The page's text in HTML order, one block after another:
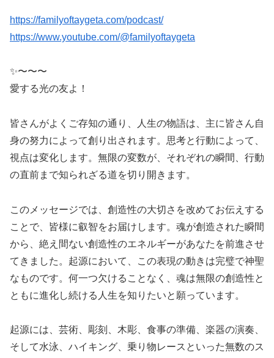
https://familyoftaygeta.com/podcast/
https://www.youtube.com/@familyoftaygeta
✨〜〜〜
愛する光の友よ！
皆さんがよくご存知の通り、人生の物語は、主に皆さん自
身の努力によって創り出されます。思考と行動によって、
視点は変化します。無限の変数が、それぞれの瞬間、行動
の直前まで知られざる道を切り開きます。
このメッセージでは、創造性の大切さを改めてお伝えする
ことで、皆様に叡智をお届けします。魂が創造された瞬間
から、絶え間ない創造性のエネルギーがあなたを前進させ
てきました。起源において、この表現の動きは完璧で神聖
なものです。何一つ欠けることなく、魂は無限の創造性と
ともに進化し続ける人生を知りたいと願っています。
起源には、芸術、彫刻、木彫、食事の準備、楽器の演奏、
そして水泳、ハイキング、乗り物レースといった無数のス